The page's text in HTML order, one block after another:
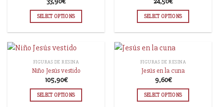
SELECT OPTIONS SELECT OPTIONS
FIGURAS DE RESINA
Niño Jesús vestido
105,90€
SELECT OPTIONS
FIGURAS DE RESINA
Jesús en la cuna
9,60€
SELECT OPTIONS